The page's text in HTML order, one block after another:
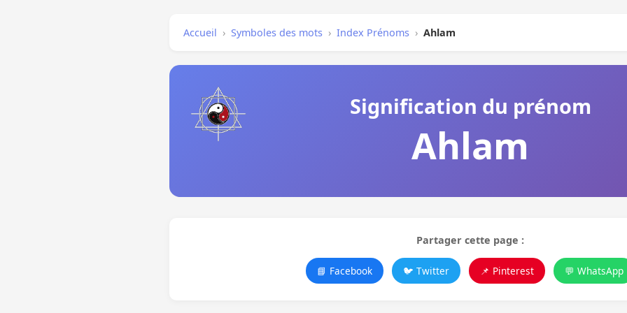
Accueil › Symboles des mots › Index Prénoms › Ahlam
Signification du prénom
Ahlam
Partager cette page :
📘 Facebook 🐦 Twitter 📌 Pinterest 💬 WhatsApp